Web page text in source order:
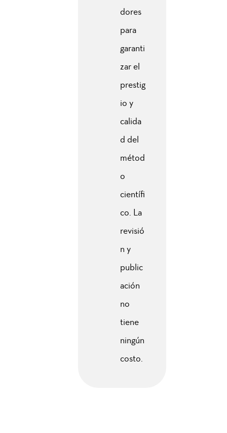
dores
para
garanti
zar el
prestig
io y
calida
d del
métod
o
científi
co. La
revisió
n y
public
ación
no
tiene
ningún
costo.